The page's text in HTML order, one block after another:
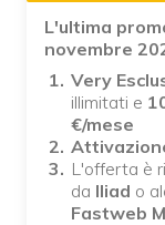
L'ultima
novembre
Very
illimitati e
€/mese
L'offerta è
da Iliad o
Fastweb